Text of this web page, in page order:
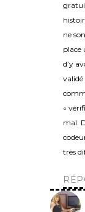
ne
place
d’y
«
mal.
très